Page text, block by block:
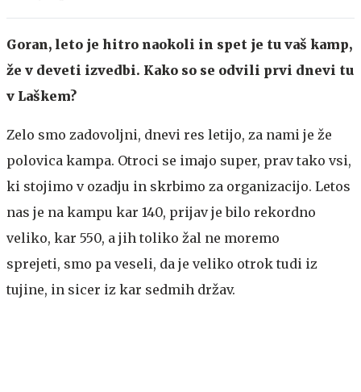
Goran, leto je hitro naokoli in spet je tu vaš kamp,
že v deveti izvedbi. Kako so se odvili prvi dnevi tu
v Laškem?
Zelo smo zadovoljni, dnevi res letijo, za nami je že
polovica kampa. Otroci se imajo super, prav tako vsi,
ki stojimo v ozadju in skrbimo za organizacijo. Letos
nas je na kampu kar 140, prijav je bilo rekordno
veliko, kar 550, a jih toliko žal ne moremo
sprejeti, smo pa veseli, da je veliko otrok tudi iz
tujine, in sicer iz kar sedmih držav.